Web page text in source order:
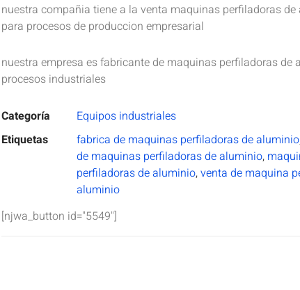
nuestra compañia tiene a la venta maquinas perfiladoras
para procesos de produccion empresarial
nuestra empresa es fabricante de maquinas perfiladoras de
procesos industriales
Categoría
Equipos industriales
Etiquetas
fabrica de maquinas perfiladoras de aluminio
de maquinas perfiladoras de aluminio,
perfiladoras de aluminio,venta de maquina
aluminio
[njwa_button id="5549"]